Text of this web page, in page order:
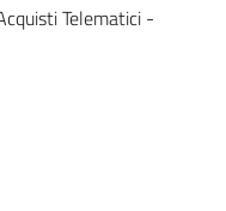
Telematici -